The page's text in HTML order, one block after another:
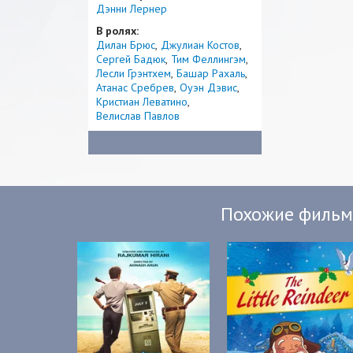
Дэнни Лернер
В ролях:
Дилан Брюс Джулиан Костов
Сергей Бадюк Тим Феллингэм
Лесли Грэнтхем Башар Рахаль
Атанас Сребрев Оуэн Дэвис
Кристиан Леватино
Велислав Павлов
Похожие